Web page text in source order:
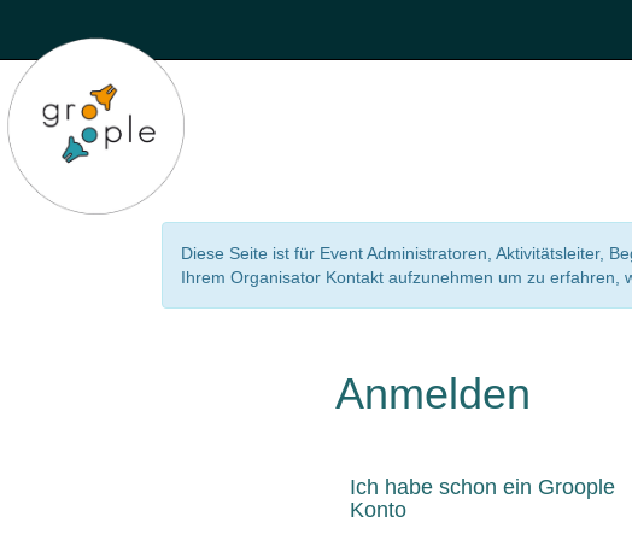
Diese Seite ist für Event Administratoren, Aktivitätsleiter,
Ihrem Organisator Kontakt aufzunehmen um zu erfahren,
Anmelden
Ich habe schon ein Groople
Konto